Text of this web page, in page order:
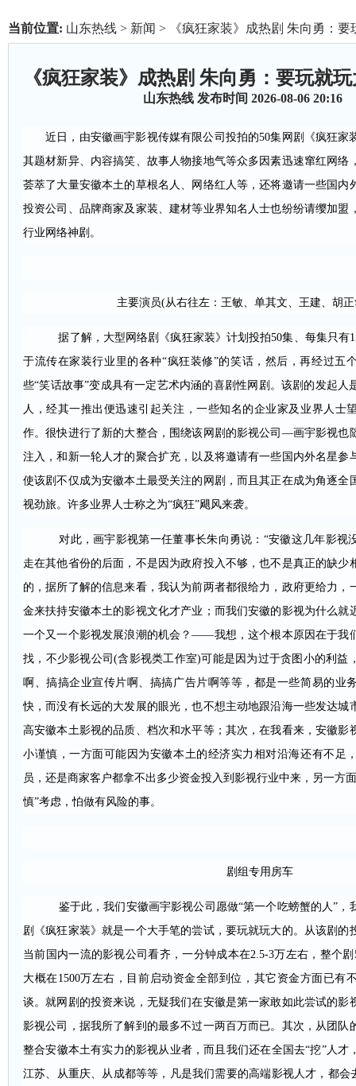
当前位置: 山东热线 > 新闻 > 《疯狂家装》成热剧 朱向勇：要
《疯狂家装》成热剧 朱向勇：要玩就
山东热线发布时间 2026-08-06 20:16
近日，由安徽画宇影视传媒有限公司投拍的50集网剧《疯狂家
其题材新异、内容搞笑、故事人物接地气等众多因素迅速窜红网络
荟萃了大量安徽本土的草根名人、网络红人等，还将邀请一些国内
投资公司、品牌商家及家装、建材等业界知名人士也纷纷请缨加盟
行业网络神剧。
主要演员(从右往左：王敏、单其文、王建、胡
据了解，大型网络剧《疯狂家装》计划投拍50集、每集只有
于流传在家装行业里的各种“疯狂装修”的笑话，然后，再经过五
些“笑话故事”变成具有一定艺术内涵的喜剧性网剧。该剧的发起人
人，经其一推出便迅速引起关注，一些知名的企业家及业界人士
作。很快进行了新的大整合，围绕该网剧的影视公司—画宇影视也
注入，和新一轮人才的聚合扩充，以及将邀请有一些国内外名星参
使该剧不仅成为安徽本土最受关注的网剧，而且其正在成为角逐全
视劲旅。许多业界人士称之为“疯狂”飓风来袭。
对此，画宇影视第一任董事长朱向勇说：“安徽这几年影视
走在其他省份的后面，不是因为政府投入不够，也不是真正的缺少
的，据所了解的信息来看，我认为前两者都很给力，政府更给力，
金来扶持安徽本土的影视文化才产业；而我们安徽的影视为什么就
一个又一个影视发展浪潮的机会？——我想，这个根本原因在于我
找，不少影视公司(含影视类工作室)可能是因为过于贪图小的利益
啊、搞搞企业宣传片啊、搞搞广告片啊等等，都是一些简易的业
快，而没有长远的大发展的眼光，也不想主动地跟沿海一些发达城
高安徽本土影视的品质、档次和水平等；其次，在我看来，安徽影
小谨慎，一方面可能因为安徽本土的经济实力相对沿海还有不足
员，还是商家客户都拿不出多少资金投入到影视行业中来，另一方
慎”考虑，怕做有风险的事。
剧组专用房车
鉴于此，我们安徽画宇影视公司愿做“第一个吃螃蟹的人”，
剧《疯狂家装》就是一个大手笔的尝试，要玩就玩大的。从该剧的
当前国内一流的影视公司看齐，一分钟成本在2.5-3万左右，整个
大概在1500万左右，目前启动资金全部到位，其它资金方面已有
谈。就网剧的投资来说，无疑我们在安徽是第一家敢如此尝试的影
影视公司，据我所了解到的最多不过一两百万而已。其次，从团队
整合安徽本土有实力的影视从业者，而且我们还在全国去“挖”人才
江苏、从重庆、从成都等等，凡是我们需要的高端影视人才，都会